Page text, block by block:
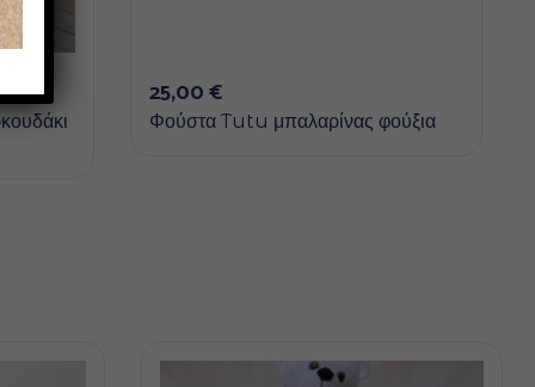
25,00€
Φούστα Tutu μπαλαρίνας φούξια